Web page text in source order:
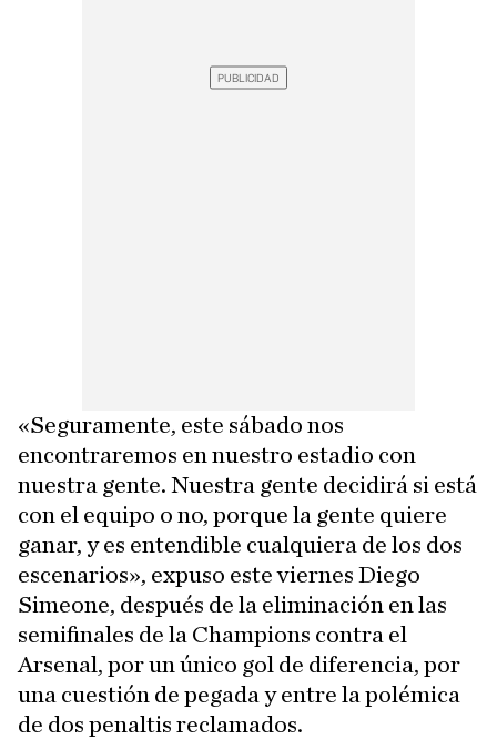
«Seguramente, este sábado nos
encontraremos en nuestro estadio con
nuestra gente. Nuestra gente decidirá si está
con el equipo o no, porque la gente quiere
ganar, y es entendible cualquiera de los dos
escenarios», expuso este viernes Diego
Simeone, después de la eliminación en las
semifinales de la Champions contra el
Arsenal, por un único gol de diferencia, por
una cuestión de pegada y entre la polémica
de dos penaltis reclamados.